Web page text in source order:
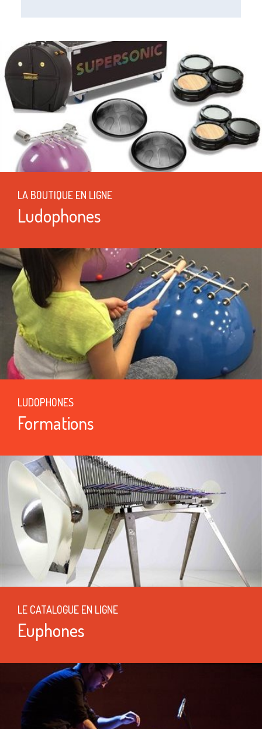
LA BOUTIQUE EN LIGNE
Ludophones
LUDOPHONES
Formations
LE CATALOGUE EN LIGNE
Euphones